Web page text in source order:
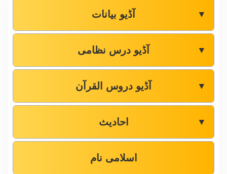
آڈیو بیانات ▼
آڈیو درس نظامی ▼
آڈیو دروس القرآن ▼
احادیث ▼
اسلامی نام